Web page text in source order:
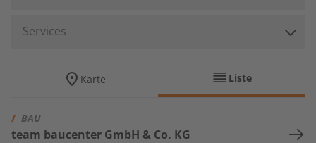
Services
Karte Liste
/ BAU
team baucenter GmbH & Co. KG